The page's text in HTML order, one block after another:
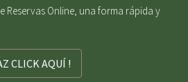
Reservas Online, una forma rápida y
CLICK AQUÍ !